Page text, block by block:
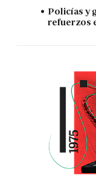
Policías y
refuerzos